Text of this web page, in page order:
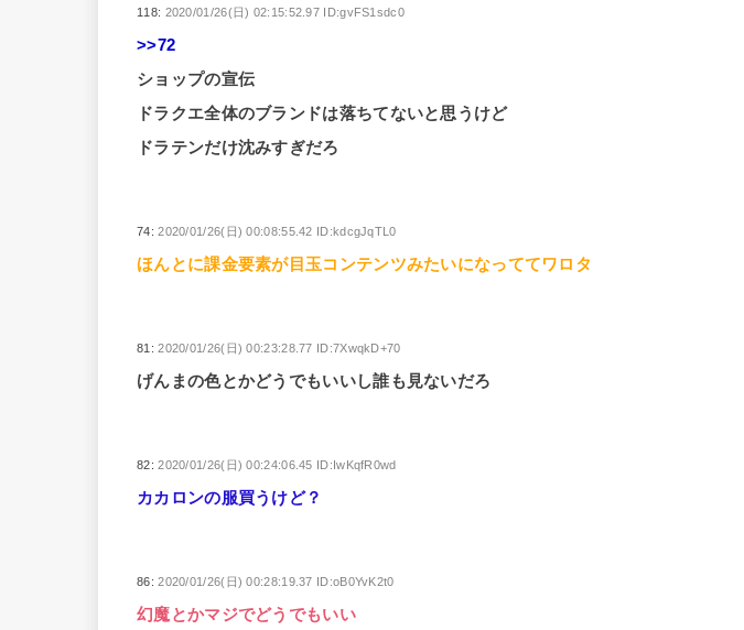
118: 2020/01/26(日) 02:15:52.97 ID:gvFS1sdc0
>>72
ショップの宣伝
ドラクエ全体のブランドは落ちてないと思うけど
ドラテンだけ沈みすぎだろ
74:2020/01/26(日) 00:08:55.42 ID:kdcgJqTL0
ほんとに課金要素が目玉コンテンツみたいになっててワロタ
81:2020/01/26(日) 00:23:28.77 ID:7XwqkD+70
げんまの色とかどうでもいいし誰も見ないだろ
82:2020/01/26(日) 00:24:06.45 ID:IwKqfR0wd
カカロンの服買うけど？
86:2020/01/26(日) 00:28:19.37 ID:oB0YvK2t0
幻魔とかマジでどうでもいい